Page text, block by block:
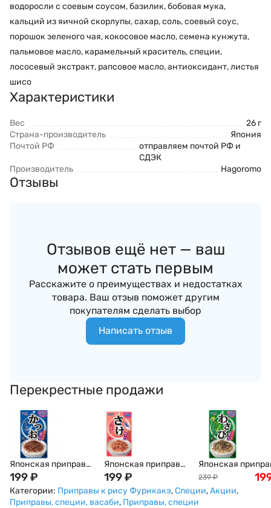
водоросли с соевым соусом, базилик, бобовая мука,
кальций из яичной скорлупы, сахар, соль, соевый соус,
порошок зеленого чая, кокосовое масло, семена кунжута,
пальмовое масло, карамельный краситель, специи,
лососевый экстракт, рапсовое масло, антиоксидант, листья
шисо
Характеристики
Вес
26 г
Страна-производитель
Япония
Почтой РФ
отправляем почтой РФ и
СДЭК
Производитель
Hagoromo
Отзывы
Отзывов ещё нет — ваш
может стать первым
Расскажите о преимуществах и недостатках
товара. Ваш отзыв поможет другим
покупателям сделать выбор
Написать отзыв
Перекрестные продажи
Японская приправа
для риса Hagoromo
с тунцом, Япония
199₽
Японская приправа
для риса Hagoromo
с лососем, Япония
199₽
Японская
для риса
с корнем васаби,
239 ₽
Категории: Приправы к рису Фурикакэ,Специи,Акции,
Приправы, специи, васаби, Приправы, специи